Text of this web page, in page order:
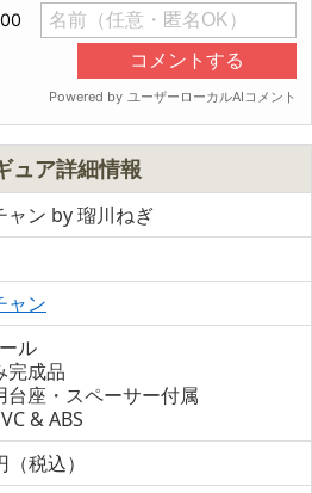
ュア詳細情報
ャン by 瑠川ねぎ
ャン
ル
完成品
台座・スペーサー付属
& ABS
税込）